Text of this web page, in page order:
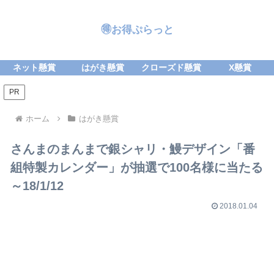
🉐お得ぷらっと
ネット懸賞 はがき懸賞 クローズド懸賞 X懸賞
PR
ホーム はがき懸賞
さんまのまんまで銀シャリ・鰻デザイン「番
組特製カレンダー」が抽選で100名様に当たる
～18/1/12
2018.01.04